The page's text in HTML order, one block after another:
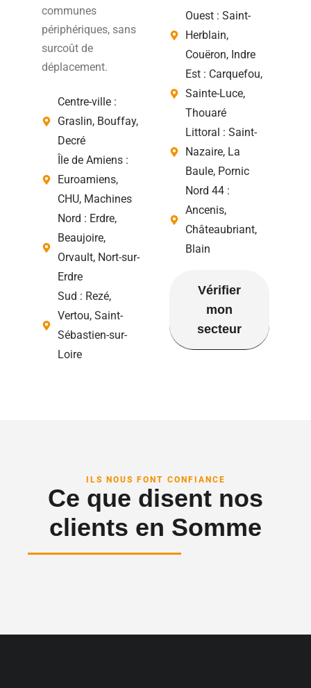
communes
périphériques, sans
surcoût de
déplacement.
Centre-ville :
Graslin, Bouffay,
Decré
Île de Amiens :
Euroamiens,
CHU, Machines
Nord : Erdre,
Beaujoire,
Orvault, Nort-sur-
Erdre
Sud : Rezé,
Vertou, Saint-
Sébastien-sur-
Loire
Ouest : Saint-
Herblain,
Couëron, Indre
Est : Carquefou,
Sainte-Luce,
Thouaré
Littoral : Saint-
Nazaire, La
Baule, Pornic
Nord 44 :
Ancenis,
Châteaubriant,
Blain
Vérifier
mon
secteur
ILS NOUS FONT CONFIANCE
Ce que disent nos
clients en Somme